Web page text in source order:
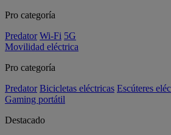
Pro categoría
Predator Wi-Fi 5G
Movilidad eléctrica
Pro categoría
Predator Bicicletas eléctricas Escúteres
Gaming portátil
Destacado